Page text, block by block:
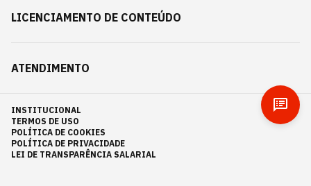
LICENCIAMENTO DE CONTEÚDO
ATENDIMENTO
INSTITUCIONAL
TERMOS DE USO
POLÍTICA DE COOKIES
POLÍTICA DE PRIVACIDADE
LEI DE TRANSPARÊNCIA SALARIAL